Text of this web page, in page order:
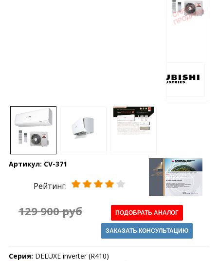
Артикул: CV-371
Рейтинг:
129 900 руб ПОДОБРАТЬ АНАЛОГ
ЗАКАЗАТЬ КОНСУЛЬТАЦИЮ
Серия: DELUXE inverter (R410)